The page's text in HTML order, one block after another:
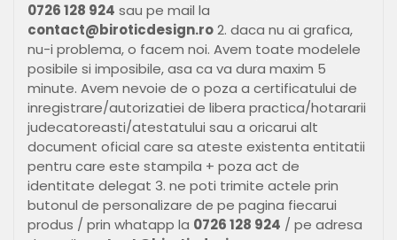
0726 128 924 sau pe mail la
contact@biroticdesign.ro2. daca nu ai grafica,
nu-i problema, o facem noi. Avem toate modelele
posibile si imposibile, asa ca va dura maxim 5
minute. Avem nevoie de o poza a certificatului de
inregistrare/autorizatiei de libera practica/hotararii
judecatoreasti/atestatului sau a oricarui alt
document oficial care sa ateste existenta entitatii
pentru care este stampila + poza act de
identitate delegat 3. ne poti trimite actele prin
butonul de personalizare de pe pagina fiecarui
produs / prin whatapp la 0726 128 924 / pe adresa